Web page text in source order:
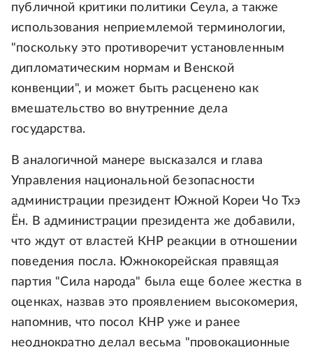
публичной критики политики Сеула, а также
использования неприемлемой терминологии,
"поскольку это противоречит установленным
дипломатическим нормам и Венской
конвенции", и может быть расценено как
вмешательство во внутренние дела
государства.
В аналогичной манере высказался и глава
Управления национальной безопасности
администрации президент Южной Кореи Чо Тхэ
Ён. В администрации президента же добавили,
что ждут от властей КНР реакции в отношении
поведения посла. Южнокорейская правящая
партия "Сила народа" была еще более жестка в
оценках, назвав это проявлением высокомерия,
напомнив, что посол КНР уже и ранее
неоднократно делал весьма "провокационные